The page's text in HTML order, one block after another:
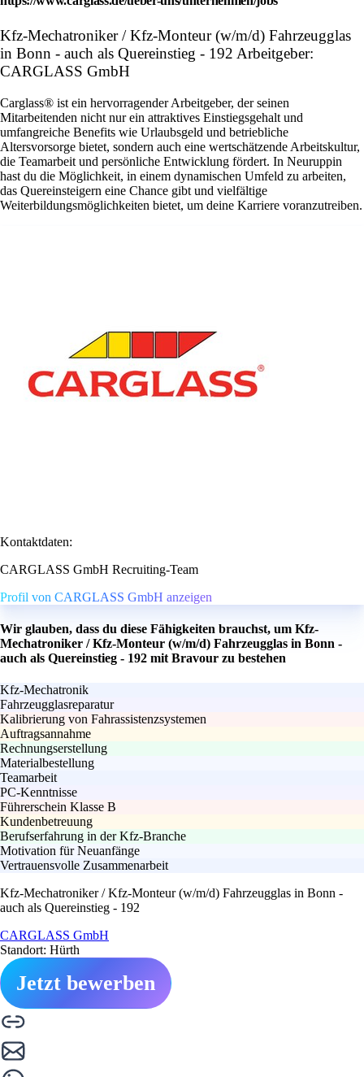
Kfz-Mechatroniker / Kfz-Monteur (w/m/d) Fahrzeugglas
in Bonn - auch als Quereinstieg - 192 Arbeitgeber:
CARGLASS GmbH
Carglass® ist ein hervorragender Arbeitgeber, der seinen
Mitarbeitenden nicht nur ein attraktives Einstiegsgehalt und
umfangreiche Benefits wie Urlaubsgeld und betriebliche
Altersvorsorge bietet, sondern auch eine wertschätzende Arbeitskultur,
die Teamarbeit und persönliche Entwicklung fördert. In Neuruppin
hast du die Möglichkeit, in einem dynamischen Umfeld zu arbeiten,
das Quereinsteigern eine Chance gibt und vielfältige
Weiterbildungsmöglichkeiten bietet, um deine Karriere voranzutreiben.
Kontaktdaten:
CARGLASS GmbH Recruiting-Team
Profil von CARGLASS GmbH anzeigen
Wir glauben, dass du diese Fähigkeiten brauchst, um Kfz-
Mechatroniker / Kfz-Monteur (w/m/d) Fahrzeugglas in Bonn -
auch als Quereinstieg - 192 mit Bravour zu bestehen
Kfz-Mechatronik
Fahrzeugglasreparatur
Kalibrierung von Fahrassistenzsystemen
Auftragsannahme
Rechnungserstellung
Materialbestellung
Teamarbeit
PC-Kenntnisse
Führerschein Klasse B
Kundenbetreuung
Berufserfahrung in der Kfz-Branche
Motivation für Neuanfänge
Vertrauensvolle Zusammenarbeit
Kfz-Mechatroniker / Kfz-Monteur (w/m/d) Fahrzeugglas in Bonn -
auch als Quereinstieg - 192
CARGLASS GmbH
Standort: Hürth
Jetzt bewerben